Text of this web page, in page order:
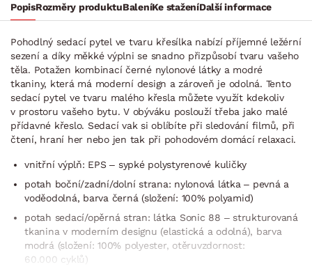
PopisRozměry produktuBaleníKe staženíDalší informace
Pohodlný sedací pytel ve tvaru křesílka nabízí příjemné ležérní
sezení a díky měkké výplni se snadno přizpůsobí tvaru vašeho
těla. Potažen kombinací černé nylonové látky a modré
tkaniny, která má moderní design a zároveň je odolná. Tento
sedací pytel ve tvaru malého křesla můžete využít kdekoliv
v prostoru vašeho bytu. V obýváku poslouží třeba jako malé
přídavné křeslo. Sedací vak si oblíbíte při sledování filmů, při
čtení, hraní her nebo jen tak při pohodovém domácí relaxaci.
vnitřní výplň: EPS – sypké polystyrenové kuličky
potah boční/zadní/dolní strana: nylonová látka – pevná a
voděodolná, barva černá (složení: 100% polyamid)
potah sedací/opěrná stran: látka Sonic 88 – strukturovaná
tkanina v moderním designu (elastická a odolná), barva
modrá (složení: 100% polyester, otěruvzdornost:
60.000 cyklů)